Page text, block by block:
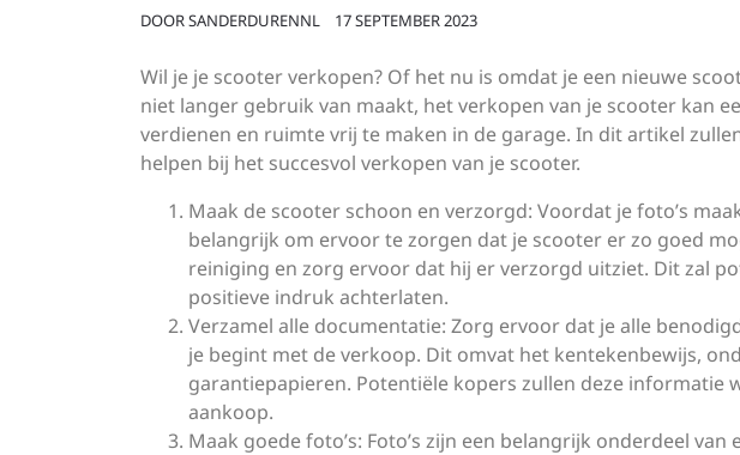
DOORSANDERDURENNL 17 SEPTEMBER 2023
Wil je je scooter verkopen? Of het nu is omdat je een nieuwe
niet langer gebruik van maakt, het verkopen van je scooter kan
verdienen en ruimte vrij te maken in de garage. In dit artikel
helpen bij het succesvol verkopen van je scooter.
Maak de scooter schoon en verzorgd: Voordat je foto’s
belangrijk om ervoor te zorgen dat je scooter er zo goed
reiniging en zorg ervoor dat hij er verzorgd uitziet. Dit zal
positieve indruk achterlaten.
Verzamel alle documentatie: Zorg ervoor dat je alle
je begint met de verkoop. Dit omvat het kentekenbewijs,
garantiepapieren. Potentiële kopers zullen deze informatie
aankoop.
Maak goede foto’s: Foto’s zijn een belangrijk onderdeel